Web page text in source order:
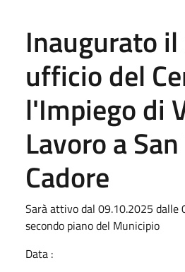
Inaugurato
ufficio del
l'Impiego di
Lavoro a
Cadore
Sarà attivo dal 09.10.2025 dalle
secondo piano del Municipio
Data :